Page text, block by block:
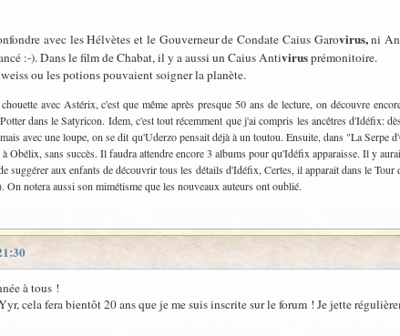
avec les Hélvètes et le Gouverneur de Condate Caius Garovirus,ni
:-). Dans le film de Chabat, il y a aussi un Caius Antivirusprémonitoire.
ou les potions pouvaient soigner la planète.
avec Astérix, c'est que même après presque 50 ans de lecture, on découvre
dans le Satyricon. Idem, c'est tout récemment que j'ai compris les ancêtres
avec une loupe, on se dit qu'Uderzo pensait déjà à un toutou. Ensuite, dans "La
Obélix, sans succès. Il faudra attendre encore 3 albums pour qu'Idéfix apparaisse. Il y
suggérer aux enfants de découvrir tous les détails d'Idéfix, Certes, il apparait dans le
On notera aussi son mimétisme que les nouveaux auteurs ont oublié.
à tous !
cela fera bientôt 20 ans que je me suis inscrite sur le forum ! Je jette